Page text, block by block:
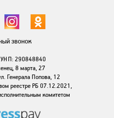
звонок
290848840
8 марта, 27
Генерала Попова, 12
реестре РБ 07.12.2021,
комитетом